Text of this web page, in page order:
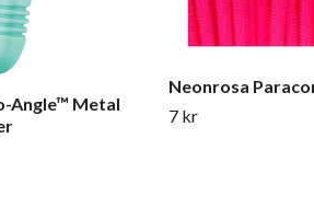
Angle™ Metal
Neonrosa
7 kr